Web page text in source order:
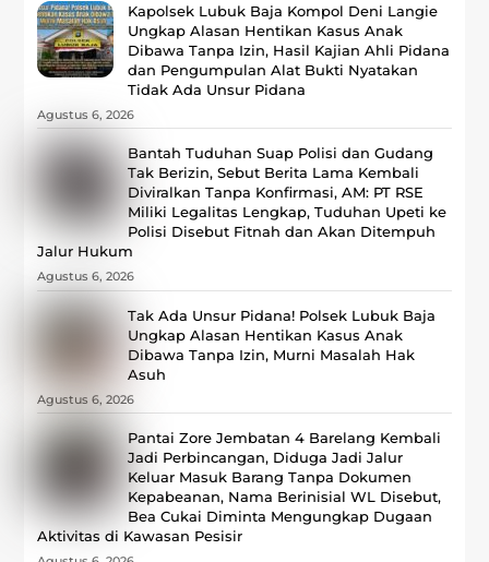
Kapolsek Lubuk Baja Kompol Deni Langie
Ungkap Alasan Hentikan Kasus Anak
Dibawa Tanpa Izin, Hasil Kajian Ahli Pidana
dan Pengumpulan Alat Bukti Nyatakan
Tidak Ada Unsur Pidana
Agustus 6, 2026
Bantah Tuduhan Suap Polisi dan Gudang
Tak Berizin, Sebut Berita Lama Kembali
Diviralkan Tanpa Konfirmasi, ‎AM: PT RSE
Miliki Legalitas Lengkap, Tuduhan Upeti ke
Polisi Disebut Fitnah dan Akan Ditempuh
Jalur Hukum
Agustus 6, 2026
Tak Ada Unsur Pidana! Polsek Lubuk Baja
Ungkap Alasan Hentikan Kasus Anak
Dibawa Tanpa Izin, Murni Masalah Hak
Asuh
Agustus 6, 2026
Pantai Zore Jembatan 4 Barelang Kembali
Jadi Perbincangan, Diduga Jadi Jalur
Keluar Masuk Barang Tanpa Dokumen
Kepabeanan, Nama Berinisial WL Disebut,
Bea Cukai Diminta Mengungkap Dugaan
Aktivitas di Kawasan Pesisir